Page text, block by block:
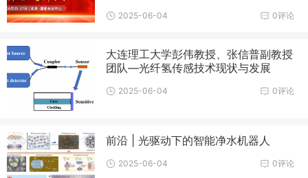
0评论
2025-06-04
大连理工大学彭伟教授、张信普副教授
团队—光纤氢传感技术现状与发展
0评论
2025-06-04
前沿 | 光驱动下的智能净水机器人
0评论
2025-06-04